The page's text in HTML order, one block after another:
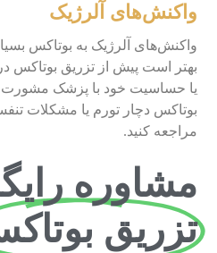
واکنش‌های آلرژیک
واکنش‌های آلرژیک به بوتاکس
بهتر است پیش از تزریق بوتاکس
یا حساسیت خود با پزشک مشورت
بوتاکس دچار تورم یا مشکلات
مراجعه کنید.
مشاوره
تزریق